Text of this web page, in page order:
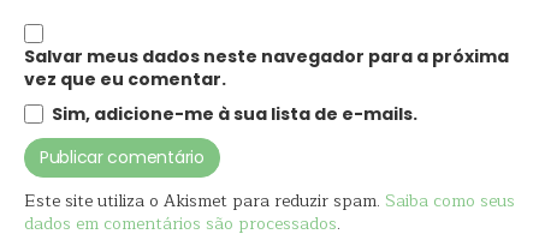
Salvar meus dados neste navegador para a próxima
vez que eu comentar.
Sim, adicione-me à sua lista de e-mails.
Este site utiliza o Akismet para reduzir spam. Saiba como seus
dados em comentários são processados.